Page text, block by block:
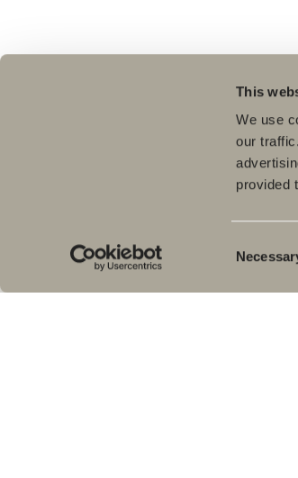
This
We use
our
provided
Selection
Meiltä löydät kaiken kerralla
kylpyhuoneeseen.
Kylpyhuonekalusteista, pesualtaista
hanoista suihkutilakalusteisiin,
kylpyammeisiin, pyyhekuivaimiin ja